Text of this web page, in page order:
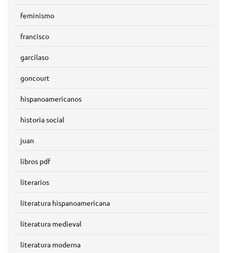
feminismo
francisco
garcilaso
goncourt
hispanoamericanos
historia social
juan
libros pdf
literarios
literatura hispanoamericana
literatura medieval
literatura moderna